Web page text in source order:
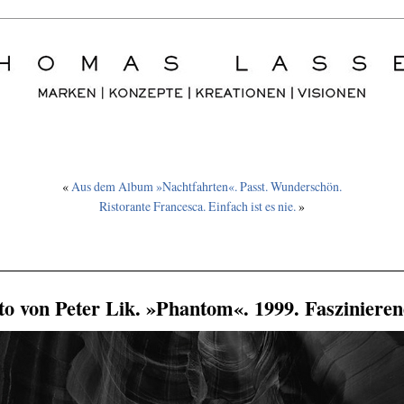
«Aus dem Album »Nachtfahrten«. Passt. Wunderschön.
Ristorante Francesca. Einfach ist es nie.»
von Peter Lik. »Phantom«. 1999.